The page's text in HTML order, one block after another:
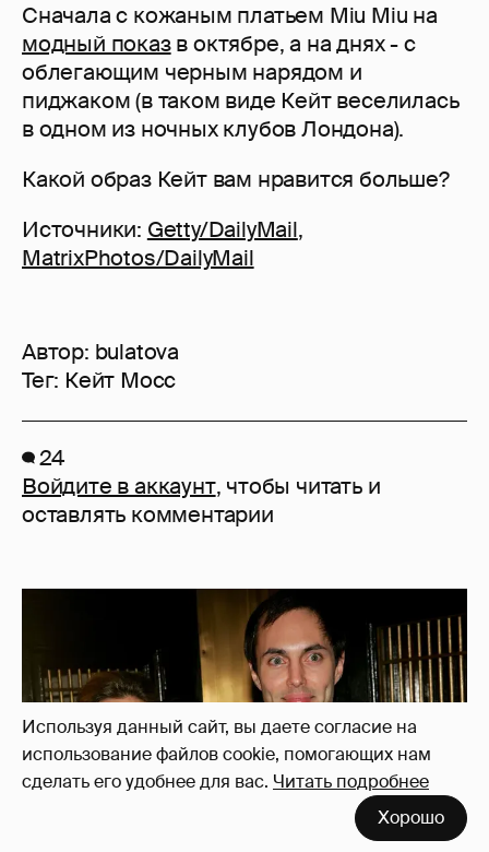
Используя данный сайт, вы даете согласие на
использование файлов cookie, помогающих нам
сделать его удобнее для вас. Читать подробнее
Хорошо
Сначала с кожаным платьем Miu Miu на
модный показв октябре, а на днях - с
облегающим черным нарядом и
пиджаком (в таком виде Кейт веселилась
в одном из ночных клубов Лондона).
Какой образ Кейт вам нравится больше?
Источники: Getty/DailyMail,
MatrixPhotos/DailyMail
Автор: bulatova
Тег: Кейт Мосс
24
Войдите в аккаунт, чтобы читать и
оставлять комментарии